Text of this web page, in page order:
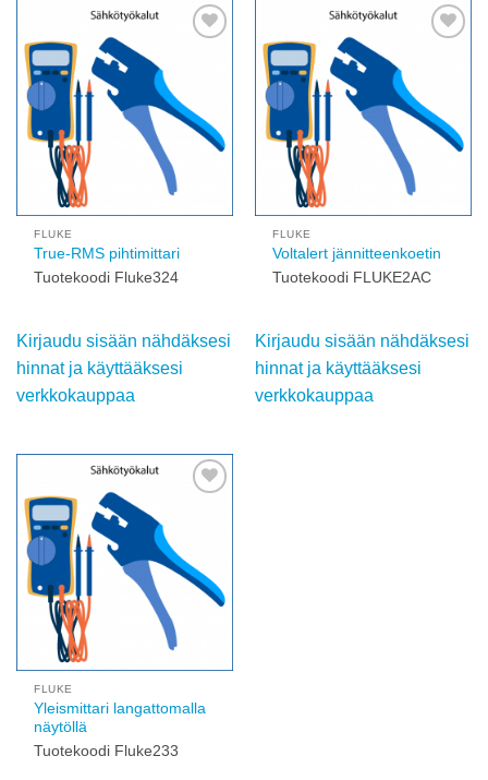
FLUKE
True-RMS pihtimittari
Tuotekoodi Fluke324
Kirjaudu sisään nähdäksesi
hinnat ja käyttääksesi
verkkokauppaa
FLUKE
Voltalert jännitteenkoetin
Tuotekoodi FLUKE2AC
Kirjaudu sisään nähdäksesi
hinnat ja käyttääksesi
verkkokauppaa
FLUKE
Yleismittari langattomalla
näytöllä
Tuotekoodi Fluke233